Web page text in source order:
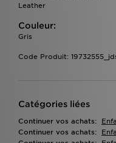
Leather
Couleur:
Gris
Code Produit:
Catégories liées
Continuer vos achats:
Continuer vos achats: